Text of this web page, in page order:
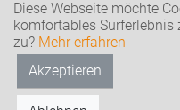
Diese Webseite möchte
komfortables Surferlebnis
zu? Mehr erfahren
Akzeptieren